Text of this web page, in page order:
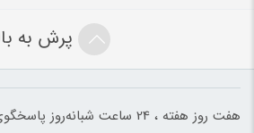
پرش به
هفت روز هفته ، 24 ساعت